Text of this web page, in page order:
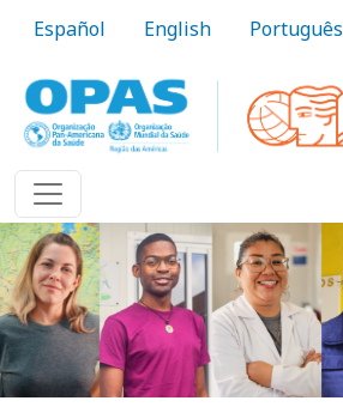
Español English Português